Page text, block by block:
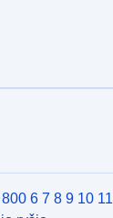
6 7 8 9 10 11